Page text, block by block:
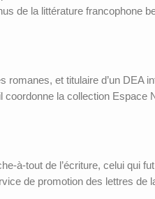
de la littérature francophone
et titulaire d’un
la collection Espace
à-tout de l’écriture, celui qui
de promotion des lettres de